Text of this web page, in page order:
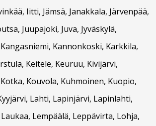
Iitti, Jämsä, Janakkala, Järvenpää,
Juupajoki, Juva, Jyväskylä,
Kannonkoski, Karkkila,
Keitele, Keuruu, Kivijärvi,
Kouvola, Kuhmoinen, Kuopio,
Lahti, Lapinjärvi, Lapinlahti,
Lempäälä, Leppävirta, Lohja,